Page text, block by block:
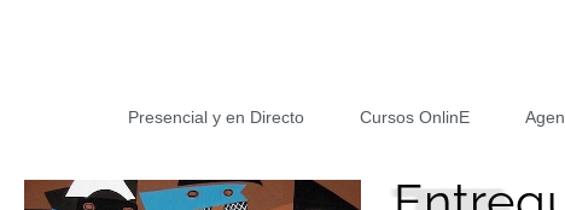
Presencial y en Directo Cursos OnlinE